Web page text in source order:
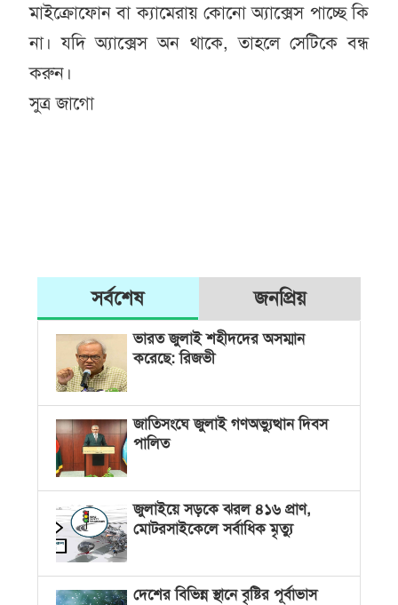
মাইক্রোফোন বা ক্যামেরায় কোনো অ্যাক্সেস পাচ্ছে কি
না। যদি অ্যাক্সেস অন থাকে, তাহলে সেটিকে বন্ধ
করুন।
সুত্র জাগো
সর্বশেষ জনপ্রিয়
ভারত জুলাই শহীদদের অসম্মান
করেছে: রিজভী
জাতিসংঘে জুলাই গণঅভ্যুত্থান দিবস
পালিত
জুলাইয়ে সড়কে ঝরল ৪১৬ প্রাণ,
মোটরসাইকেলে সর্বাধিক মৃত্যু
দেশের বিভিন্ন স্থানে বৃষ্টির পূর্বাভাস